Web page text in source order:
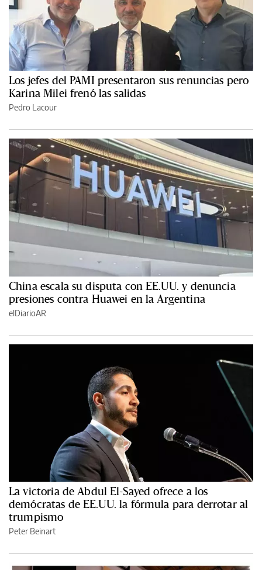
Los jefes del PAMI presentaron sus renuncias pero
Karina Milei frenó las salidas
Pedro Lacour
China escala su disputa con EE.UU. y denuncia
presiones contra Huawei en la Argentina
elDiarioAR
La victoria de Abdul El-Sayed ofrece a los
demócratas de EE.UU. la fórmula para derrotar al
trumpismo
Peter Beinart